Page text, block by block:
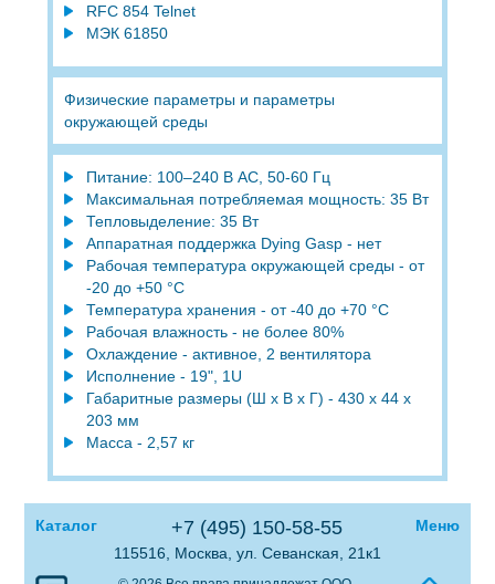
RFC 854 Telnet
МЭК 61850
Физические параметры и параметры
окружающей среды
Питание: 100–240 В AC, 50-60 Гц
Максимальная потребляемая мощность: 35 Вт
Тепловыделение: 35 Вт
Аппаратная поддержка Dying Gasp - нет
Рабочая температура окружающей среды - от
-20 до +50 °С
Температура хранения - от -40 до +70 °С
Рабочая влажность - не более 80%
Охлаждение - активное, 2 вентилятора
Исполнение - 19", 1U
Габаритные размеры (Ш x В х Г) - 430 x 44 х
203 мм
Масса - 2,57 кг
Каталог +7 (495) 150-58-55
Меню
115516, Москва, ул. Севанская, 21к1